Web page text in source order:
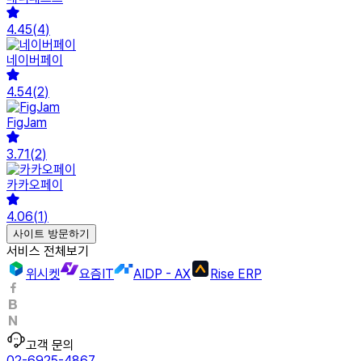
4.45(4)
네이버페이
4.54(2)
FigJam
3.71(2)
카카오페이
4.06(1)
사이트 방문하기
서비스 전체보기
위시켓
요즘IT AIDP - AX Rise ERP
고객 문의